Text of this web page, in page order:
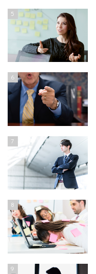
5
6
7
8
9